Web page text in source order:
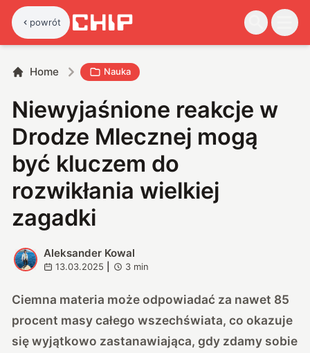
powrót
Home Nauka
Niewyjaśnione reakcje w
Drodze Mlecznej mogą
być kluczem do
rozwikłania wielkiej
zagadki
A
Aleksander Kowal
13.03.2025 3 min
Ciemna materia może odpowiadać za nawet 85
procent masy całego wszechświata, co okazuje
się wyjątkowo zastanawiająca, gdy zdamy sobie